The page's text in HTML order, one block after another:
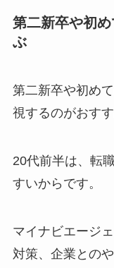
第二新卒や初
ぶ
第二新卒や初め
視するのがおすす
20代前半は、転
すいからです。
マイナビエージ
対策、企業との